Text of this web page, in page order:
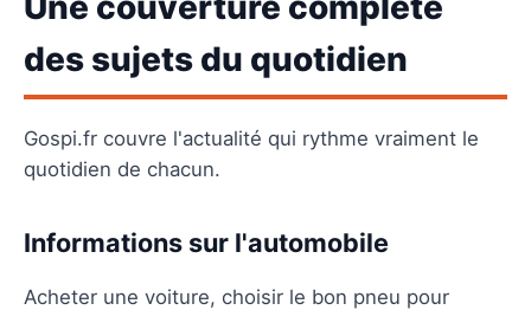
des sujets du quotidien
Gospi.fr couvre l'actualité qui rythme vraiment le
quotidien de chacun.
Informations sur l'automobile
Acheter une voiture, choisir le bon pneu pour